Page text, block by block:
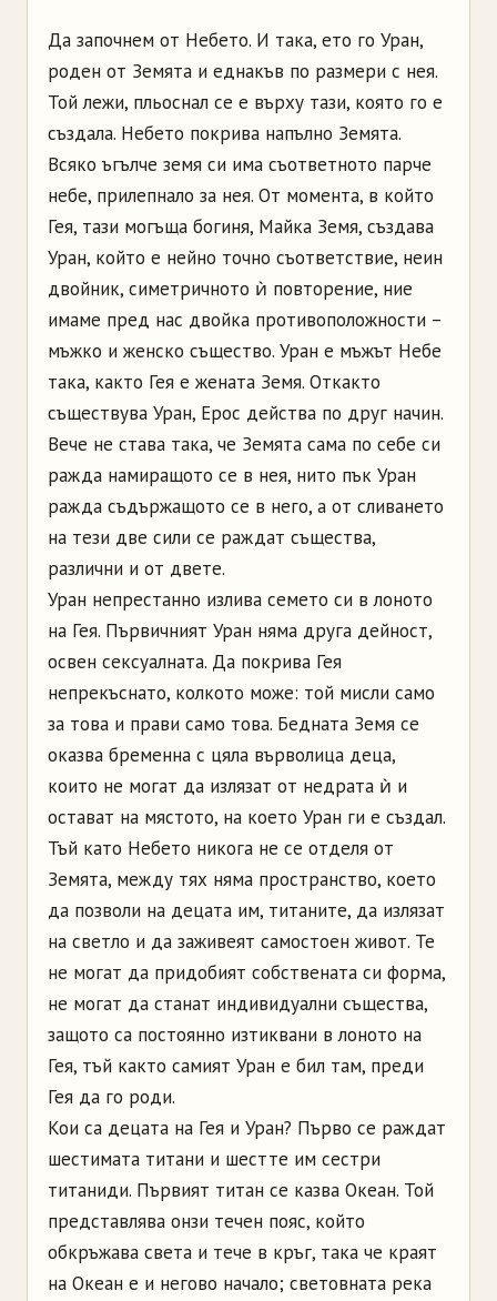
Да започнем от Небето. И така, ето го Уран,
роден от Земята и еднакъв по размери с нея.
Той лежи, пльоснал се е върху тази, която го е
създала. Небето покрива напълно Земята.
Всяко ъгълче земя си има съответното парче
небе, прилепнало за нея. От момента, в който
Гея, тази могъща богиня, Майка Земя, създава
Уран, който е нейно точно съответствие, неин
двойник, симетричното ѝ повторение, ние
имаме пред нас двойка противоположности –
мъжко и женско същество. Уран е мъжът Небе
така, както Гея е жената Земя. Откакто
съществува Уран, Ерос действа по друг начин.
Вече не става така, че Земята сама по себе си
ражда намиращото се в нея, нито пък Уран
ражда съдържащото се в него, а от сливането
на тези две сили се раждат същества,
различни и от двете.
Уран непрестанно излива семето си в лоното
на Гея. Първичният Уран няма друга дейност,
освен сексуалната. Да покрива Гея
непрекъснато, колкото може: той мисли само
за това и прави само това. Бедната Земя се
оказва бременна с цяла върволица деца,
които не могат да излязат от недрата ѝ и
остават на мястото, на което Уран ги е създал.
Тъй като Небето никога не се отделя от
Земята, между тях няма пространство, което
да позволи на децата им, титаните, да излязат
на светло и да заживеят самостоен живот. Те
не могат да придобият собствената си форма,
не могат да станат индивидуални същества,
защото са постоянно изтиквани в лоното на
Гея, тъй както самият Уран е бил там, преди
Гея да го роди.
Кои са децата на Гея и Уран? Първо се раждат
шестимата титани и шестте им сестри
титаниди. Първият титан се казва Океан. Той
представлява онзи течен пояс, който
обкръжава света и тече в кръг, така че краят
на Океан е и негово начало; световната река